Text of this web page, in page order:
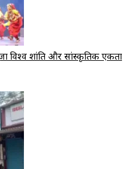
विश्व शांति और सांस्कृतिक एकता